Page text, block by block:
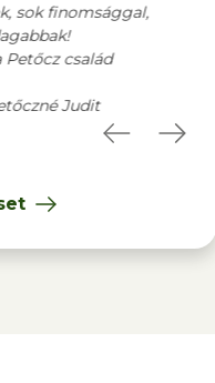
Szlovéniába szerveznek
azon szívesen részt
kellemes nyári